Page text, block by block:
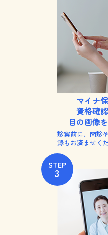
マイナ
資格確
目の画像を
診察前に、問診
録もお済ませく
STEP
3